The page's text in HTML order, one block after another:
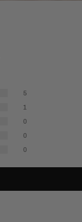
5
1
0
0
0